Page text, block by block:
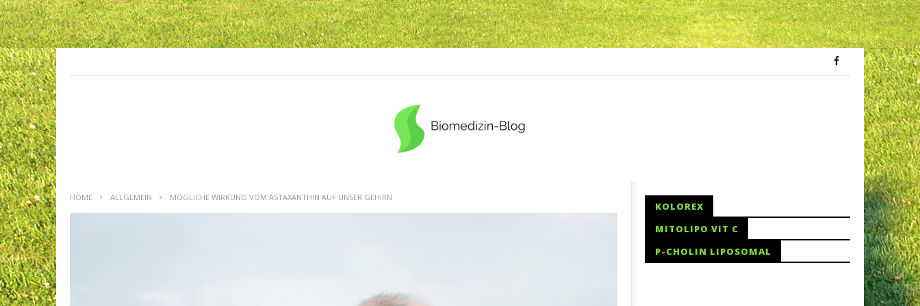
HOME ALLGEMEIN MÖGLICHE WIRKUNG VOM ASTAXANTHIN AUF UNSER GEHIRN
KOLOREX
MITOLIPO VIT C
P-CHOLIN LIPOSOMAL